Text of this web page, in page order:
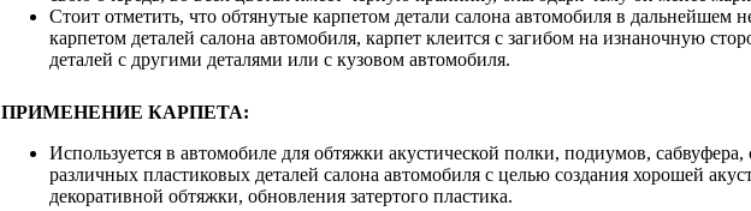
Стоит отметить, что обтянутые карпетом детали салона автомобиля в
карпетом деталей салона автомобиля, карпет клеится с загибом на изнаночную
деталей с другими деталями или с кузовом автомобиля.
ПРИМЕНЕНИЕ КАРПЕТА:
Используется в автомобиле для обтяжки акустической полки, подиумов,
различных пластиковых деталей салона автомобиля с целью создания хорошей
декоративной обтяжки, обновления затертого пластика.